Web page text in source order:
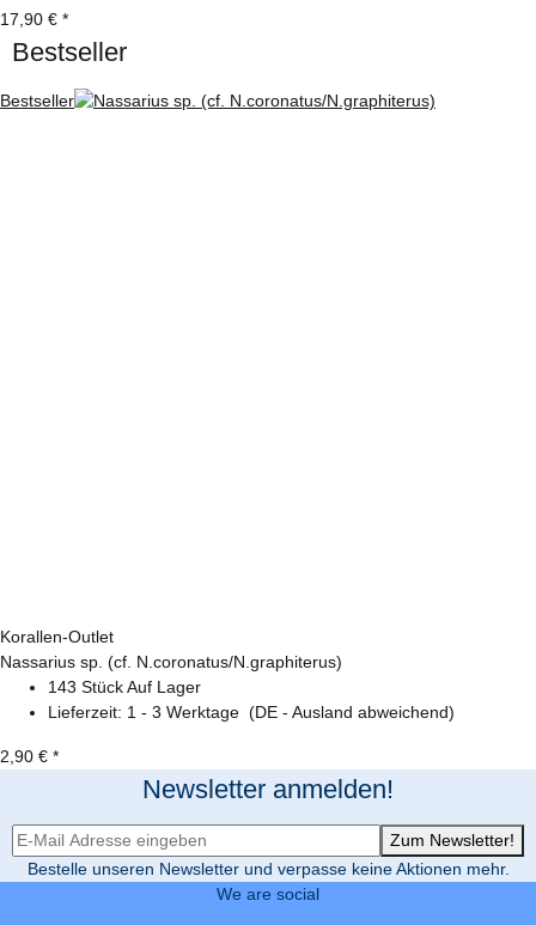
17,90 € *
Bestseller
Bestseller
Korallen-Outlet
Nassarius sp. (cf. N.coronatus/N.graphiterus)
143 Stück Auf Lager
Lieferzeit: 1 - 3 Werktage (DE - Ausland abweichend)
2,90 € *
Newsletter anmelden!
Newsletter-Registrierung
Zum Newsletter!
Bestelle unseren Newsletter und verpasse keine Aktionen mehr.
We are social